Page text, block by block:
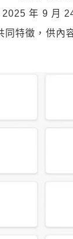
2025 年 9 月
同特徵，供內